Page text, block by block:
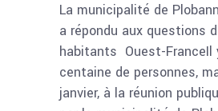
La municipalité de
a répondu aux questions
habitants Ouest-FranceIl
centaine de personnes,
janvier, à la réunion